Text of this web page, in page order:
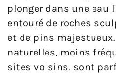
plonger dans une eau
entouré de roches
et de pins
naturelles, moins
sites voisins, sont